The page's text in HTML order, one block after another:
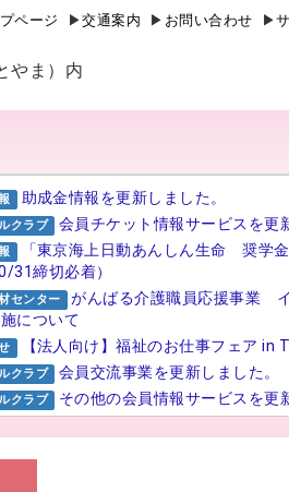
ページ 交通案内 お問い合わせ
やま）内
助成金情報を更新しました。
クラブ
会員チケット情報サービスを更
「東京海上日動あんしん生命 奨学
31締切必着）
センター
がんばる介護職員応援事業
について
【法人向け】福祉のお仕事フェア in
クラブ
会員交流事業を更新しました。
クラブ
その他の会員情報サービスを更